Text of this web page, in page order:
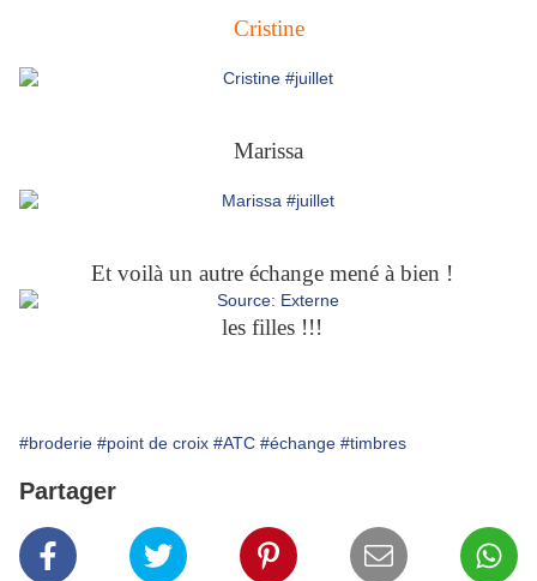
Cristine
Marissa
Et voilà un autre échange mené à bien !
les filles !!!
#broderie #point de croix #ATC #échange #timbres
Partager